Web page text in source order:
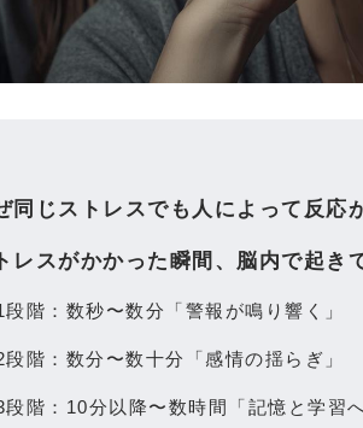
同じストレスでも人によって反応
レスがかかった瞬間、脳内で起き
段階：数秒〜数分「警報が鳴り響く」
段階：数分〜数十分「感情の揺らぎ」
段階：10分以降〜数時間「記憶と学習